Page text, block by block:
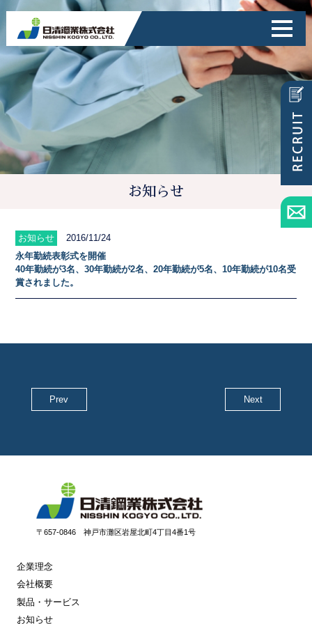
お知らせ
お知らせ
2016/11/24
永年勤続表彰式を開催
40年勤続が3名、30年勤続が2名、20年勤続が5名、10年勤続が10名受
賞されました。
Prev Next
〒657-0846 神戸市灘区岩屋北町4丁目4番1号
企業理念
会社概要
製品・サービス
お知らせ